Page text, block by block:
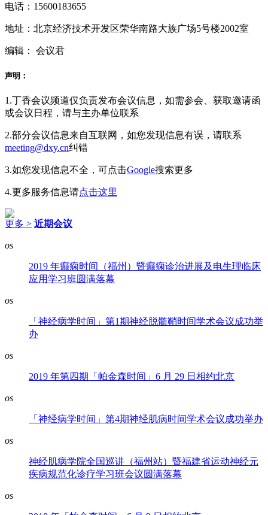
电话：15600183655
地址：北京经济技术开发区荣华南路大族广场5号楼2002室
编辑： 会议君
声明：
1.丁香会议频道仅负责发布会议信息，如需参会、获取邀请函
或会议日程，请与主办单位联系
2.部分会议信息来自互联网，如您发现信息有误，请联系
meeting@dxy.cn纠错
3.如您发现信息不全，可点击Google搜索更多
4.更多服务信息请点击这里
更多 > 近期会议
os
2019 年癫痫时间（福州）暨癫痫诊治进展及电生理临床
应用学习班圆满落幕
os
「神经病学时间」第1期神经脱髓鞘时间学术会议成功举
办
os
2019 年第四期「帕金森时间」6 月 29 日相约北京
os
「神经病学时间」第4期神经肌病时间学术会议成功举办
os
神经肌病学院全国巡讲（福州站）暨福建省运动神经元
疾病规范化诊疗学习班会议圆满落幕
os